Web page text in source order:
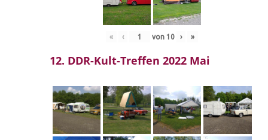
« ‹ von 10 › »
12. DDR-Kult-Treffen 2022 Mai